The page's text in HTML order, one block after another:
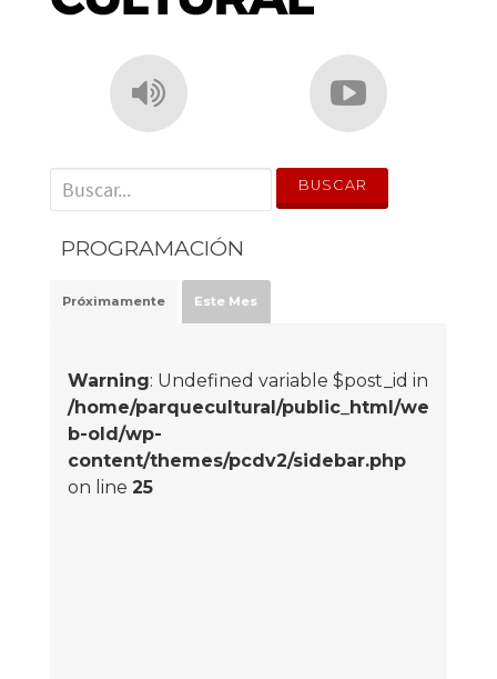
' . __('Search for:') . '
PROGRAMACIÓN
Próximamente Este Mes
Warning: Undefined variable $post_id in
/home/parquecultural/public_html/we
b-old/wp-
content/themes/pcdv2/sidebar.php
on line 25